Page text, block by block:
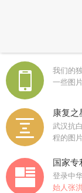
我们的
一些图
康复之
武汉抗白
程的图
国家专
登录中
始人张